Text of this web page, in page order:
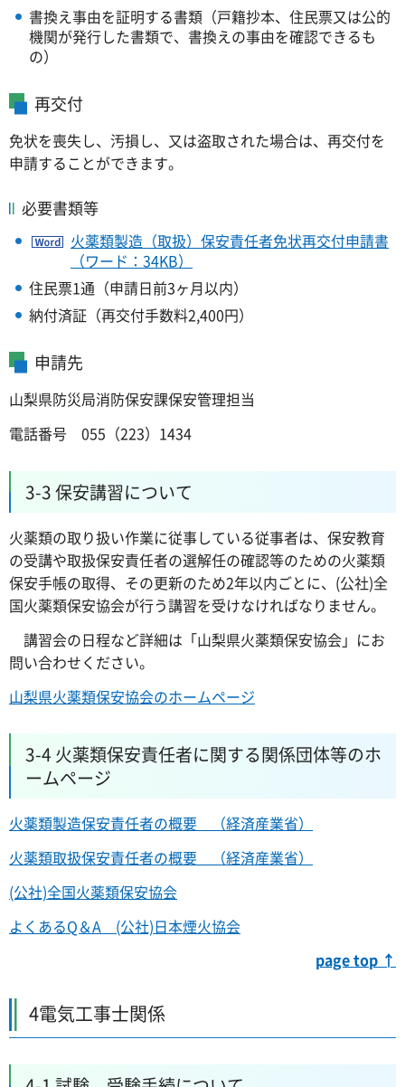
書換え事由を証明する書類（戸籍抄本、住民票又は公的
機関が発行した書類で、書換えの事由を確認できるも
の）
再交付
免状を喪失し、汚損し、又は盗取された場合は、再交付を
申請することができます。
必要書類等
火薬類製造（取扱）保安責任者免状再交付申請書
（ワード：34KB）
住民票1通（申請日前3ヶ月以内）
納付済証（再交付手数料2,400円）
申請先
山梨県防災局消防保安課保安管理担当
電話番号 055（223）1434
3-3 保安講習について
火薬類の取り扱い作業に従事している従事者は、保安教育
の受講や取扱保安責任者の選解任の確認等のための火薬類
保安手帳の取得、その更新のため2年以内ごとに、(公社)全
国火薬類保安協会が行う講習を受けなければなりません。
講習会の日程など詳細は「山梨県火薬類保安協会」にお
問い合わせください。
山梨県火薬類保安協会のホームページ
3-4 火薬類保安責任者に関する関係団体等のホ
ームページ
火薬類製造保安責任者の概要 （経済産業省）
火薬類取扱保安責任者の概要 （経済産業省）
(公社)全国火薬類保安協会
よくあるQ＆A (公社)日本煙火協会
page top ↑
4電気工事士関係